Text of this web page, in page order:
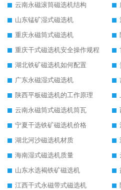
云南永磁滚筒磁选机结构
山东锰矿湿式磁选机
重庆永磁筒式磁选机
重庆干式磁选机安全操作规程
湖北铁矿磁选机如何配置
广东永磁湿式磁选机
陕西平板磁选机的工作原理
云南永磁筒式磁选机筒瓦
宁夏干选铁矿磁选机价格
湖北河沙磁选机材质
海南湿式磁选机质量
山东水选褐铁矿磁选机
江西干式永磁带式磁选机